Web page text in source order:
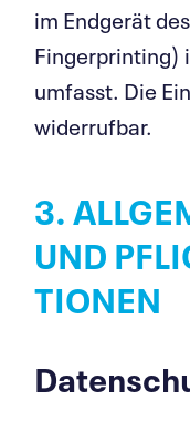
im Endgerät
Fingerprinting)
umfasst. Die
widerrufbar.
3.
UND
TIONEN